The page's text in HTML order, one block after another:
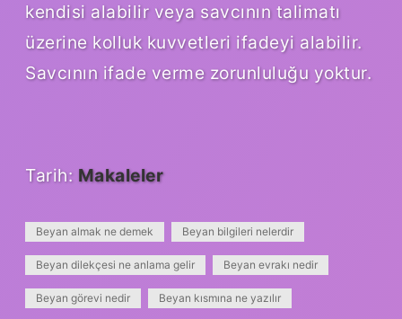
kendisi alabilir veya savcının talimatı
üzerine kolluk kuvvetleri ifadeyi alabilir.
Savcının ifade verme zorunluluğu yoktur.
Tarih: Makaleler
Beyan almak ne demek Beyan bilgileri nelerdir
Beyan dilekçesi ne anlama gelir Beyan evrakı nedir
Beyan görevi nedir Beyan kısmına ne yazılır